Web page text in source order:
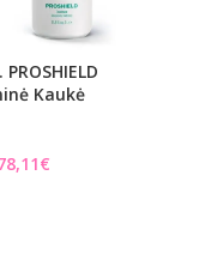
PROSHIELD
Kaukė
€